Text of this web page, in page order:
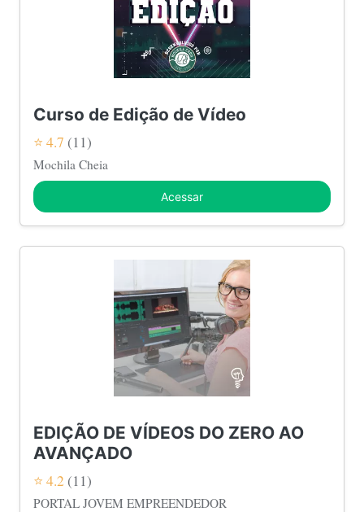
Curso de Edição de Vídeo
⭐ 4.7 (11)
Mochila Cheia
Acessar
EDIÇÃO DE VÍDEOS DO ZERO AO
AVANÇADO
⭐ 4.2 (11)
PORTAL JOVEM EMPREENDEDOR